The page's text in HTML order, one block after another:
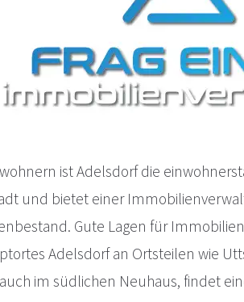
ist Adelsdorf die
und bietet einer
Gute Lagen für
Adelsdorf an Ortsteilen wie
im südlichen Neuhaus, findet